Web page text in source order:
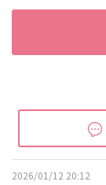
2026/01/12 20:12